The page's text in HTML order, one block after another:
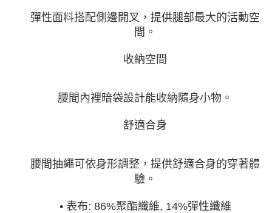
彈性面料搭配側邊開叉，提供腿部最大的活動空
間。
收納空間
腰間內裡暗袋設計能收納隨身小物。
舒適合身
腰間抽繩可依身形調整，提供舒適合身的穿著體
驗。
• 表布: 86%聚酯纖維, 14%彈性纖維